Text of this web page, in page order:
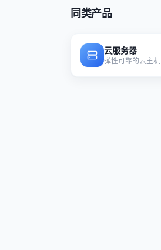
同类产品
云服务器
弹性可靠的云主机